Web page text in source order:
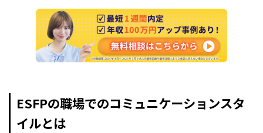
ESFPの職場でのコミュニケーションスタ
イルとは